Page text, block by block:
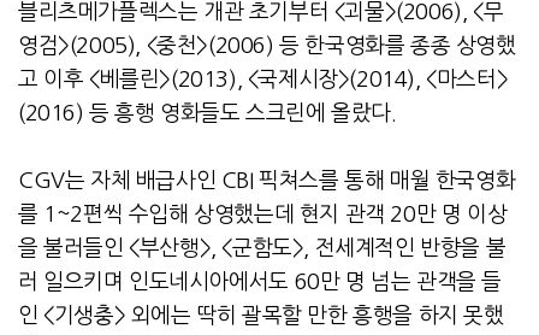
블리츠메가플렉스는 개관 초기부터 <괴물>(2006), <무
영검>(2005), <중천>(2006) 등 한국영화를 종종 상영했
고 이후 <베를린>(2013), <국제시장>(2014), <마스터>
(2016) 등 흥행 영화들도 스크린에 올랐다.
CGV는 자체 배급사인 CBI 픽쳐스를 통해 매월 한국영화
를 1~2편씩 수입해 상영했는데 현지 관객 20만 명 이상
을 불러들인 <부산행>, <군함도>, 전세계적인 반향을 불
러 일으키며 인도네시아에서도 60만 명 넘는 관객을 들
인 <기생충> 외에는 딱히 괄목할 만한 흥행을 하지 못했